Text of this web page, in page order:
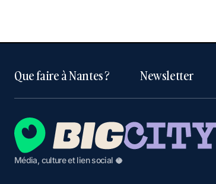
Média, culture et lien social 🥥
Que faire à Nantes ? Newsletter